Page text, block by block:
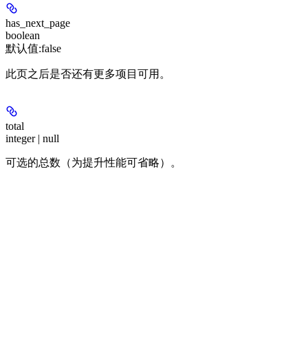
has_next_page
boolean
默认值:false
此页之后是否还有更多项目可用。
total
integer | null
可选的总数（为提升性能可省略）。